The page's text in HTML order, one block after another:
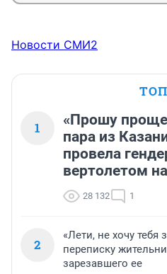
Новости СМИ2
1
«Прошу
пара из
провела
вертолетом
28 132 1
2
«Лети, не хочу тебя
переписку
зарезавшего ее